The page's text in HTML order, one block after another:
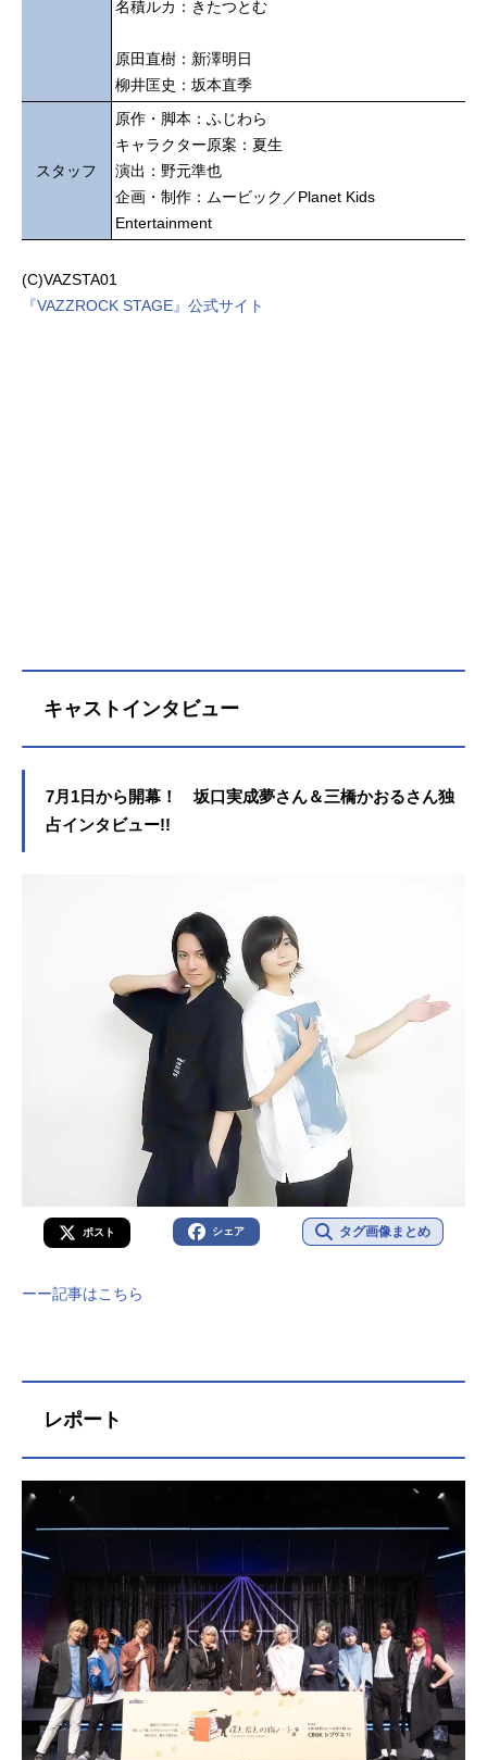
名積ルカ：きたつとむ
原田直樹：新澤明日
柳井匡史：坂本直季
スタッフ
原作・脚本：ふじわら
キャラクター原案：夏生
演出：野元準也
企画・制作：ムービック／Planet Kids
Entertainment
(C)VAZSTA01
『VAZZROCK STAGE』公式サイト
キャストインタビュー
7月1日から開幕！ 坂口実成夢さん＆三橋かおるさん独
占インタビュー!!
ポスト シェア タグ画像まとめ
ーー記事はこちら
レポート